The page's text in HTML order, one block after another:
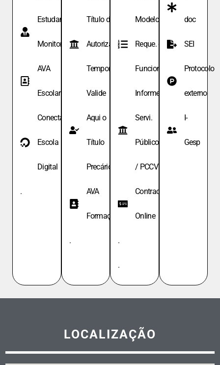
Estudante
Monitor
AVA
Escolar
Conecta
Escola
Digital
.
Título de
Autoriza.
Temporária
Valide
Aqui o
Título
Precário
AVA
Formação
.
Modelo de
Reque. de
Funcionário
Informe
Servi.
Públicos
/ PCCV
Contracheque
Online
.
.
doc
SEI
Protocolo
externo
I-
Gesp
LOCALIZAÇÃO